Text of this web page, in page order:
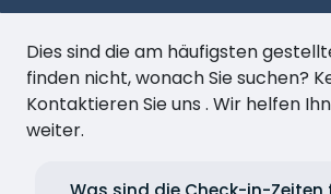
Dies sind die am häufigsten
finden nicht, wonach Sie suchen?
Kontaktieren Sie uns . Wir helfen
weiter.